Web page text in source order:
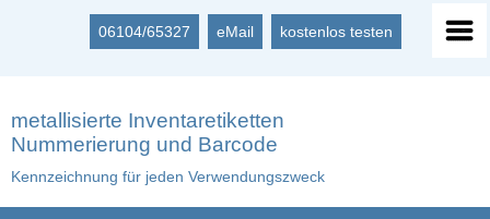
06104/65327 eMail kostenlos testen
metallisierte Inventaretiketten
Nummerierung und Barcode
Kennzeichnung für jeden Verwendungszweck